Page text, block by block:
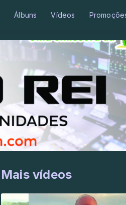
Álbuns Vídeos
Mais vídeos